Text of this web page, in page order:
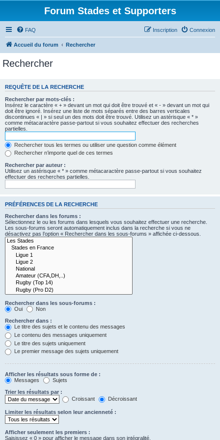
Forum Stades et Supporters
FAQ Connexion
Inscription
Accueil du forum Rechercher
Rechercher
REQUÊTE DE LA RECHERCHE
Rechercher par mots-clés :
Insérez le caractère « + » devant un mot qui doit être trouvé et « - » devant un mot qui
doit être ignoré. Insérez une liste de mots séparés entre des barres verticales
discontinues « | » si seul un des mots doit être trouvé. Utilisez un astérisque « * »
comme métacaractère passe-partout si vous souhaitez effectuer des recherches
partielles.
Rechercher tous les termes ou utiliser une question comme élément
Rechercher n’importe quel de ces termes
Rechercher par auteur :
Utilisez un astérisque « * » comme métacaractère passe-partout si vous souhaitez
effectuer des recherches partielles.
PRÉFÉRENCES DE LA RECHERCHE
Rechercher dans les forums :
Sélectionnez le ou les forums dans lesquels vous souhaitez effectuer une recherche.
Les sous-forums seront automatiquement inclus dans la recherche si vous ne
désactivez pas l’option « Rechercher dans les sous-forums » affichée ci-dessous.
Rechercher dans les sous-forums :
Oui
Non
Rechercher dans :
Le titre des sujets et le contenu des messages
Le contenu des messages uniquement
Le titre des sujets uniquement
Le premier message des sujets uniquement
Afficher les résultats sous forme de :
Messages
Sujets
Trier les résultats par :
Croissant
Décroissant
Limiter les résultats selon leur ancienneté :
Afficher seulement les premiers :
Saisissez « 0 » pour afficher le message dans son intégralité.